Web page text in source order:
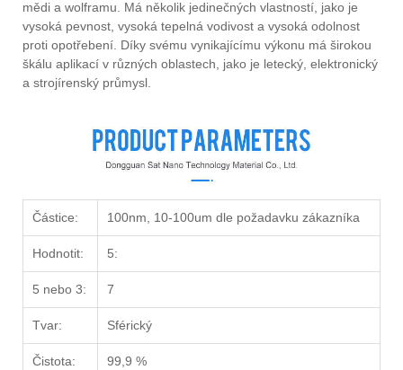
mědi a wolframu. Má několik jedinečných vlastností, jako je
vysoká pevnost, vysoká tepelná vodivost a vysoká odolnost
proti opotřebení. Díky svému vynikajícímu výkonu má širokou
škálu aplikací v různých oblastech, jako je letecký, elektronický
a strojírenský průmysl.
Částice: 100nm, 10-100um dle požadavku zákazníka
Hodnotit: 5:
5 nebo 3: 7
Tvar: Sférický
Čistota: 99,9 %